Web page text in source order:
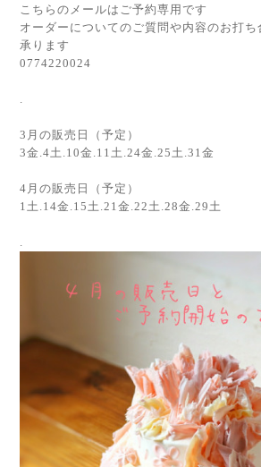
こちらのメールはご予約専用です
オーダーについてのご質問や内容のお打
承ります
0774220024
3月の販売日（予定）
3金.4土.10金.11土.24金.25土.31金
4月の販売日（予定）
1土.14金.15土.21金.22土.28金.29土